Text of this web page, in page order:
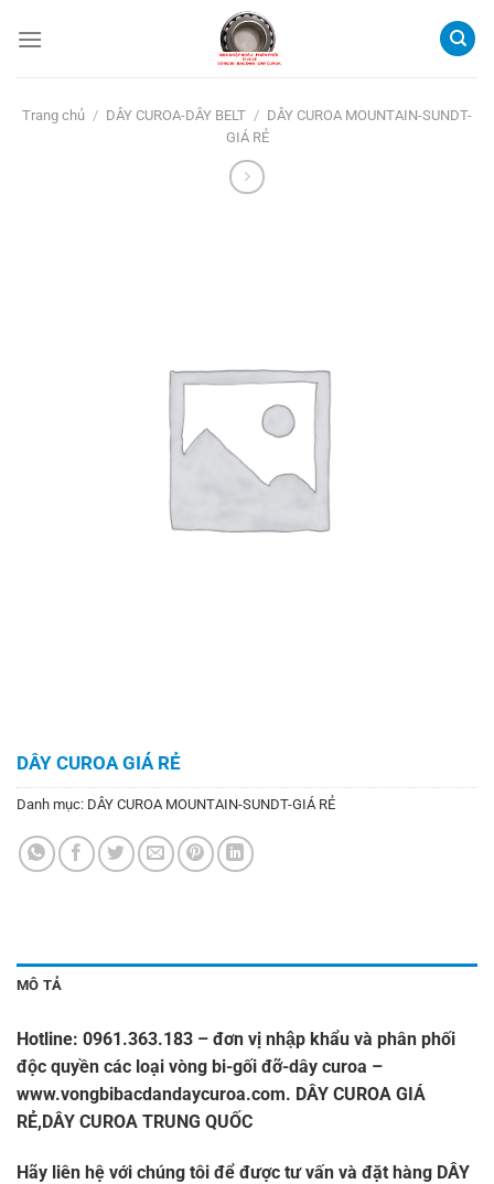
qua
Trang chủ / DÂY CUROA-DÂY BELT / DÂY CUROA MOUNTAIN-SUNDT-
GIÁ RẺ
DÂY CUROA GIÁ RẺ
Danh mục: DÂY CUROA MOUNTAIN-SUNDT-GIÁ RẺ
MÔ TẢ
Hotline: 0961.363.183 – đơn vị nhập khẩu và phân phối
độc quyền các loại vòng bi-gối đỡ-dây curoa –
www.vongbibacdandaycuroa.com. DÂY CUROA GIÁ
RẺ,DÂY CUROA TRUNG QUỐC
Hãy liên hệ với chúng tôi để được tư vấn và đặt hàng DÂY